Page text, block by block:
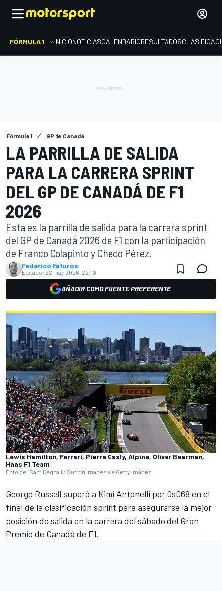
FÓRMULA 1 INICIONOTICIASCALENDARIORESULTADOS
Fórmula 1 GP de Canadá
LA PARRILLA DE SALIDA
PARA LA CARRERA SPRINT
DEL GP DE CANADÁ DE F1
2026
Esta es la parrilla de salida para la carrera sprint
del GP de Canadá 2026 de F1 con la participación
de Franco Colapinto y Checo Pérez.
Federico Faturos
Editado: 22 may 2026, 22:18
AÑADIR COMO FUENTE PREFERENTE
Lewis Hamilton, Ferrari, Pierre Gasly, Alpine, Oliver Bearman,
Haas F1 Team
Foto de: Sam Bagnall / Sutton Images via Getty Images
George Russell superó a Kimi Antonelli por 0s068 en el
final de la clasificación sprint para asegurarse la mejor
posición de salida en la carrera del sábado del Gran
Premio de Canadá de F1.